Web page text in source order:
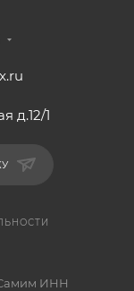
д.12/1
ИНН